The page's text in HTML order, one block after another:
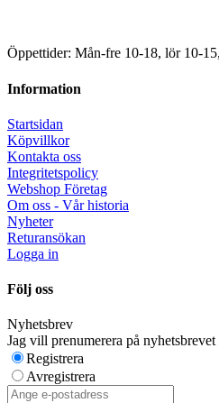
Öppettider: Mån-fre 10-18, lör 10-
Information
Startsidan
Köpvillkor
Kontakta oss
Integritetspolicy
Webshop Företag
Om oss - Vår historia
Nyheter
Returansökan
Logga in
Följ oss
Nyhetsbrev
Jag vill prenumerera på nyhetsbrevet
Registrera
Avregistrera